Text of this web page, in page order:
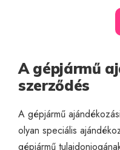
A gépjármű
szerződés
A gépjármű
olyan speciális
gépjármű